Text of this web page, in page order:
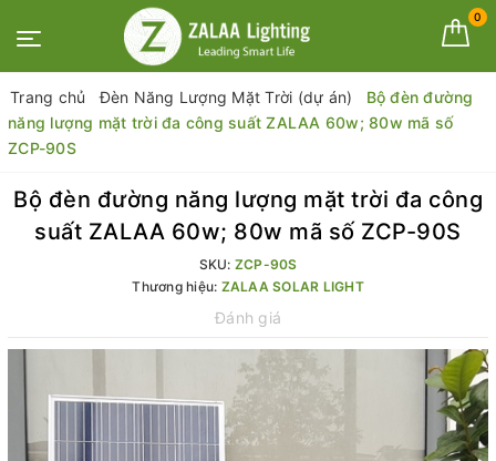
0
Trang chủ Đèn Năng Lượng Mặt Trời (dự án)
Bộ đèn đường
năng lượng mặt trời đa công suất ZALAA 60w; 80w mã số
ZCP-90S
Bộ đèn đường năng lượng mặt trời đa công
suất ZALAA 60w; 80w mã số ZCP-90S
SKU: ZCP-90S
Thương hiệu: ZALAA SOLAR LIGHT
Đánh giá